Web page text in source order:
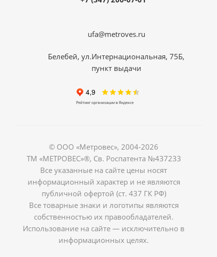
ufa@metroves.ru
Белебей, ул.Интернациональная, 75Б,
пункт выдачи
© ООО «Метровес», 2004-2026
ТМ «МЕТРОВЕС»®, Св. Роспатента №4​3​7​2​3​3
Все указанные на сайте цены носят
информационный характер и не являются
публичной офертой (ст. 437 ГК РФ)
Все товарные знаки и логотипы являются
собственностью их правообладателей.
Использование на сайте — исключительно в
информационных целях.